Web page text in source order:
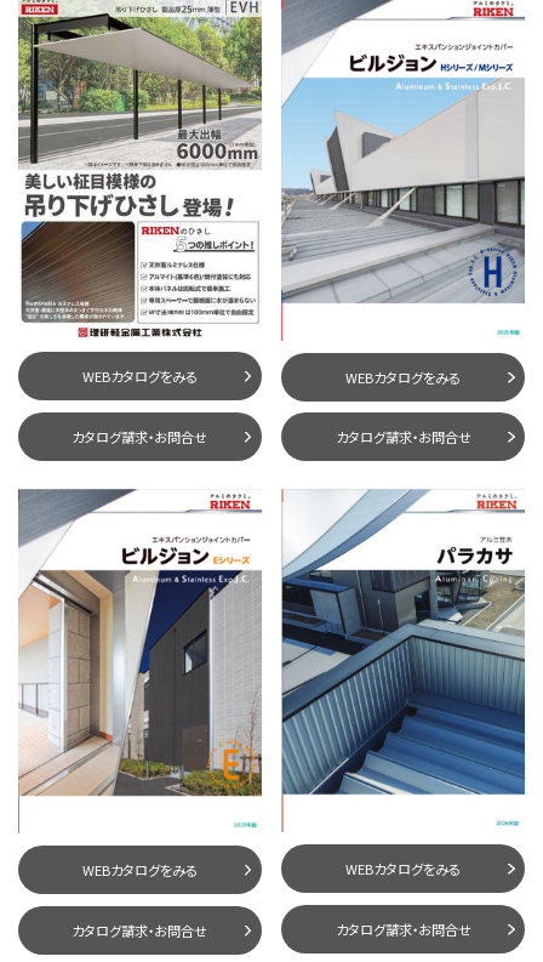
WEBカタログをみる
カタログ請求・お問合せ
WEBカタログをみる
カタログ請求・お問合せ
WEBカタログをみる
カタログ請求・お問合せ
WEBカタログをみる
カタログ請求・お問合せ